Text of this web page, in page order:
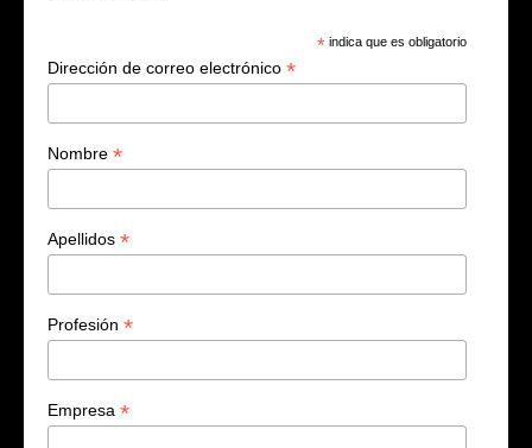
* indica que es obligatorio
Dirección de correo electrónico *
Nombre *
Apellidos *
Profesión *
Empresa *